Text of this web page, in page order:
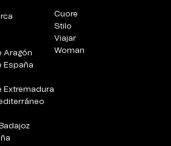
Aragón
España
Extremadura
Cuore
Stilo
Viajar
Woman